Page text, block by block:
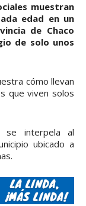
muestran
edad en un
de Chaco
de solo unos
cómo llevan
que viven solos
se interpela al
ubicado a